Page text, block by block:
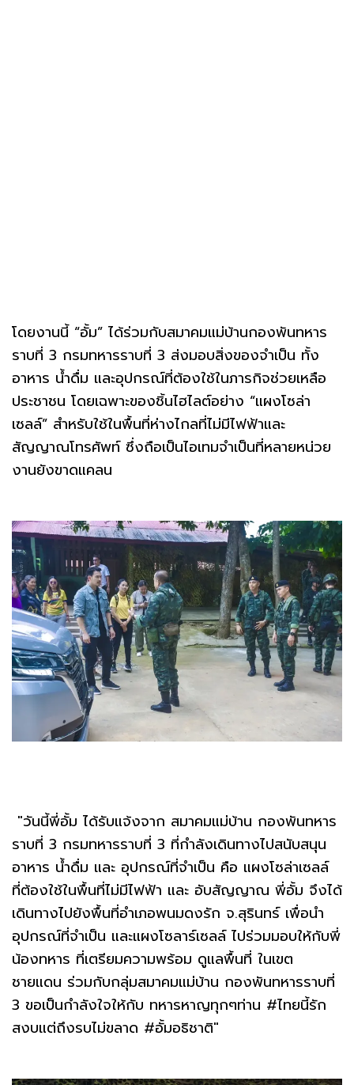
โดยงานนี้ “อั้ม” ได้ร่วมกับสมาคมแม่บ้านกองพันทหาร
ราบที่ 3 กรมทหารราบที่ 3 ส่งมอบสิ่งของจำเป็น ทั้ง
อาหาร น้ำดื่ม และอุปกรณ์ที่ต้องใช้ในภารกิจช่วยเหลือ
ประชาชน โดยเฉพาะของชิ้นไฮไลต์อย่าง “แผงโซล่า
เซลล์” สำหรับใช้ในพื้นที่ห่างไกลที่ไม่มีไฟฟ้าและ
สัญญาณโทรศัพท์ ซึ่งถือเป็นไอเทมจำเป็นที่หลายหน่วย
งานยังขาดแคลน
"วันนี้พี่อั้ม ได้รับแจ้งจาก สมาคมแม่บ้าน กองพันทหาร
ราบที่ 3 กรมทหารราบที่ 3 ที่กำลังเดินทางไปสนับสนุน
อาหาร น้ำดื่ม และ อุปกรณ์ที่จำเป็น คือ แผงโซล่าเซลล์
ที่ต้องใช้ในพื้นที่ไม่มีไฟฟ้า และ อับสัญญาณ พี่อั้ม จึงได้
เดินทางไปยังพื้นที่อำเภอพนมดงรัก จ.สุรินทร์ เพื่อนำ
อุปกรณ์ที่จำเป็น และแผงโซลาร์เซลล์ ไปร่วมมอบให้กับพี่
น้องทหาร ที่เตรียมความพร้อม ดูแลพื้นที่ ในเขต
ชายแดน ร่วมกับกลุ่มสมาคมแม่บ้าน กองพันทหารราบที่
3 ขอเป็นกำลังใจให้กับ ทหารหาญทุกๆท่าน #ไทยนี้รัก
สงบแต่ถึงรบไม่ขลาด #อั้มอธิชาติ"